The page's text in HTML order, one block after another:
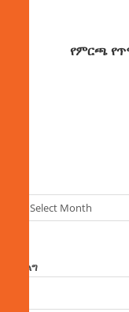
የምርጫ
Select Month
ፈልግ